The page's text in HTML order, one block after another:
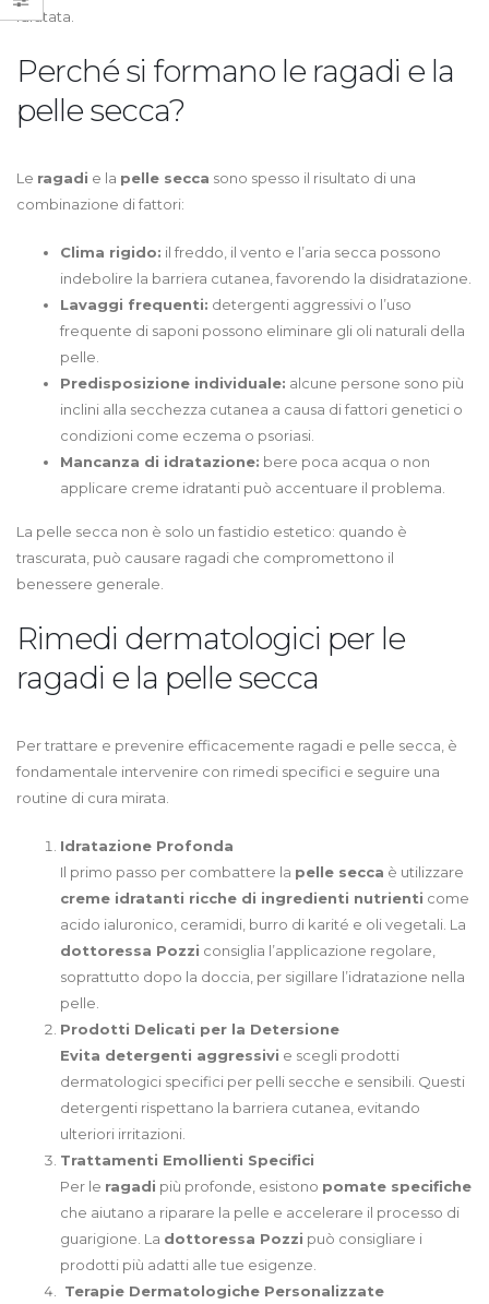
idratata.
Perché si formano le ragadi e la
pelle secca?
Le ragadi e la pelle secca sono spesso il risultato di una
combinazione di fattori:
Clima rigido: il freddo, il vento e l’aria secca possono
indebolire la barriera cutanea, favorendo la disidratazione.
Lavaggi frequenti: detergenti aggressivi o l’uso
frequente di saponi possono eliminare gli oli naturali della
pelle.
Predisposizione individuale: alcune persone sono più
inclini alla secchezza cutanea a causa di fattori genetici o
condizioni come eczema o psoriasi.
Mancanza di idratazione: bere poca acqua o non
applicare creme idratanti può accentuare il problema.
La pelle secca non è solo un fastidio estetico: quando è
trascurata, può causare ragadi che compromettono il
benessere generale.
Rimedi dermatologici per le
ragadi e la pelle secca
Per trattare e prevenire efficacemente ragadi e pelle secca, è
fondamentale intervenire con rimedi specifici e seguire una
routine di cura mirata.
Idratazione Profonda
Il primo passo per combattere la pelle secca è utilizzare
creme idratanti ricche di ingredienti nutrienti come
acido ialuronico, ceramidi, burro di karité e oli vegetali. La
dottoressa Pozzi consiglia l’applicazione regolare,
soprattutto dopo la doccia, per sigillare l’idratazione nella
pelle.
Prodotti Delicati per la Detersione
Evita detergenti aggressivi e scegli prodotti
dermatologici specifici per pelli secche e sensibili. Questi
detergenti rispettano la barriera cutanea, evitando
ulteriori irritazioni.
Trattamenti Emollienti Specifici
Per le ragadi più profonde, esistono pomate specifiche
che aiutano a riparare la pelle e accelerare il processo di
guarigione. La dottoressa Pozzi può consigliare i
prodotti più adatti alle tue esigenze.
Terapie Dermatologiche Personalizzate